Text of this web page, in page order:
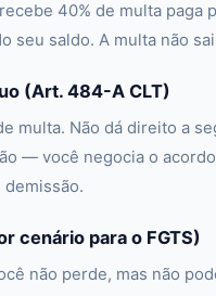
40% de multa
seu saldo. A multa não
(Art. 484-A CLT)
multa. Não dá direito a
— você negocia o
cenário para o FGTS)
não perde, mas não